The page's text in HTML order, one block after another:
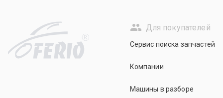
R
Для покупателей
Сервис поиска запчастей
Компании
Машины в разборе